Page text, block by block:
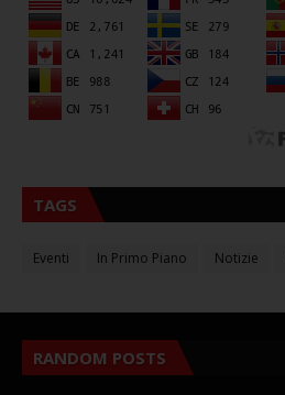
TAGS
Eventi In Primo Piano Notizie
RANDOM POSTS